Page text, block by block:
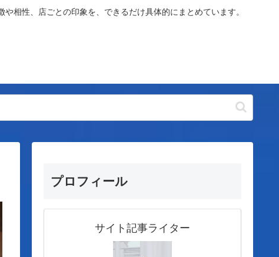
相性、店ごとの印象を、できるだけ具体的にまとめています。
プロフィール
サイト記事ライター